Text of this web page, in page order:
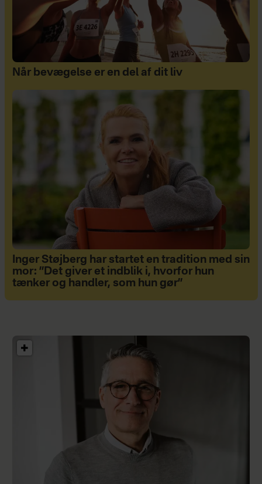
Når bevægelse er en del af dit liv
Inger Støjberg har startet en tradition med sin
mor: ”Det giver et indblik i, hvorfor hun
tænker og handler, som hun gør”